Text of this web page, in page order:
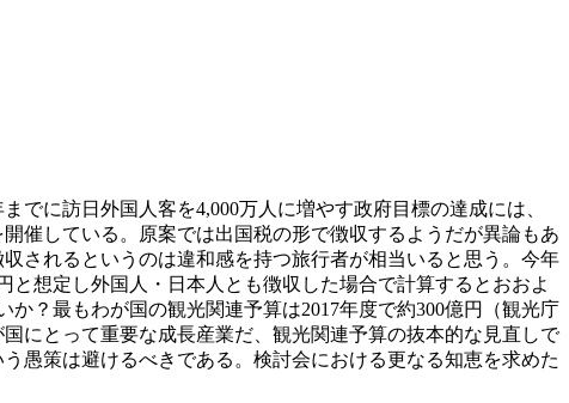
でに訪日外国人客を4,000万人に増やす政府目標の達成には、
催している。原案では出国税の形で徴収するようだが異論もあ
されるというのは違和感を持つ旅行者が相当いると思う。今年
想定し外国人・日本人とも徴収した場合で計算するとおおよ
？最もわが国の観光関連予算は2017年度で約300億円（観光庁
にとって重要な成長産業だ、観光関連予算の抜本的な見直しで
愚策は避けるべきである。検討会における更なる知恵を求めた